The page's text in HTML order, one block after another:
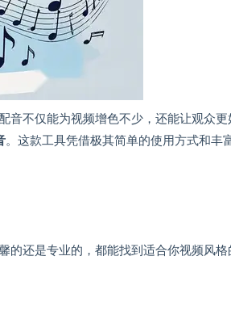
音不仅能为视频增色不少，还能让观众
。这款工具凭借极其简单的使用方式和丰
的还是专业的，都能找到适合你视频风